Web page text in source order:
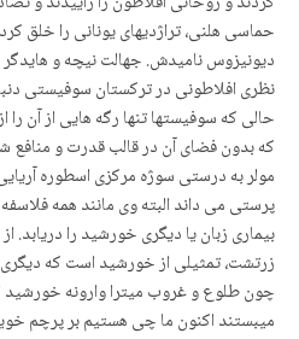
حماسی هلنی، تراژدیهای یونانی را خلق
دیونیزوس نامیدش. جهالت نیچه و
نظری افلاطونی در ترکستان سوفیستی
حالی که سوفیستها تنها رگه هایی از آن را
که بدون فضای آن در قالب قدرت و
مولر به درستی سوژه مرکزی اسطوره
پرستی می داند البته وی مانند همه
بیماری زبان یا دیگری خورشید را دریابد.
زرتشت، تمثیلی از خورشید است که
چون طلوع و غروب میترا وارونه
میبستند اکنون ما چی هستیم بر پرچم